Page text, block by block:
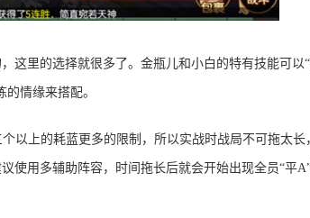
这里的选择就很多了。金瓶儿和小白的特有技能可以
情缘来搭配。
以上的耗蓝更多的限制，所以实战时战局不可拖太长
使用多辅助阵容，时间拖长后就会开始出现全员“平